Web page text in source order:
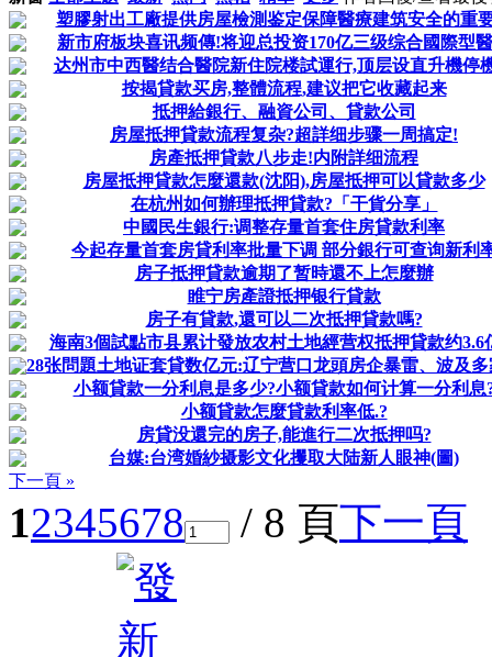
塑膠射出工廠提供房屋檢測鉴定保障醫療建筑安全的重
新市府板块喜讯频傳!将迎总投资170亿三级综合國際型
达州市中西醫结合醫院新住院楼試運行,顶层设直升機停
按揭貸款买房,整體流程,建议把它收藏起来
抵押給銀行、融資公司、貸款公司
房屋抵押貸款流程复杂?超詳细步骤一周搞定!
房產抵押貸款八步走!内附詳细流程
房屋抵押貸款怎麼還款(沈阳),房屋抵押可以貸款多少
在杭州如何辦理抵押貸款?「干貨分享」
中國民生銀行:调整存量首套住房貸款利率
今起存量首套房貸利率批量下调 部分銀行可查询新利
房子抵押貸款逾期了暂時還不上怎麼辦
睢宁房產證抵押银行貸款
房子有貸款,還可以二次抵押貸款嗎?
海南3個試點市县累计發放农村土地經营权抵押貸款约3.6
28张問題土地证套貸数亿元:辽宁营口龙頭房企暴雷、波及
小额貸款一分利息是多少?小额貸款如何计算一分利息
小额貸款怎麼貸款利率低.?
房貸没還完的房子,能進行二次抵押吗?
台媒:台湾婚紗摄影文化攫取大陆新人眼神(圖)
下一頁 »
12345678 / 8 頁下一頁